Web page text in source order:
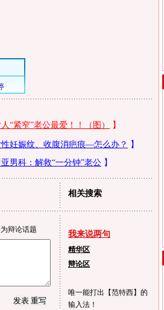
相关搜索
辩论话题 我来说两句
精华区
辩论区
唯一能打出【范特西】的
输入法！